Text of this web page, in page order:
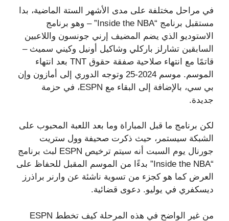
في مراحل مختلفة على مدى الأشهر الستة الماضية، بدا
مستقبل برنامج “Inside the NBA” – وهو برنامج
الاستوديو الذي يضم المضيف إرني جونسون واللاعبين
السابقين تشارلز باركلي وشاكيل أونيل وكيني سميث –
قاتمًا مع انتهاء صلاحية صفقة حقوق TNT بعد انتهاء
الموسم. موسم 2024-25 وتوجه الدوري إلى أمازون وإن
بي سي، بالإضافة إلى البقاء مع ESPN، في حزمة
جديدة.
لكن برنامج ما قبل المباراة وما بعد اللعبة المحبوب على
الشبكة سيستمر، حيث ذكرت صحيفة وول ستريت
جورنال يوم السبت أنه سيتم ترخيص ESPN لبث برنامج
“Inside the NBA” بدءًا من الموسم المقبل للحفاظ على
العرض كما هو كجزء من تسوية ناشئة عن وارنر براذرز
ديسكفري في يوليو. دعوى قضائية.
من غير الواضح في هذه المرحلة كيف تخطط ESPN